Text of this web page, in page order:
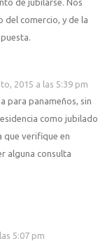
del comercio, y de la
2015 a las 5:39 pm
para panameños, sin
como jubilado
que verifique en
alguna consulta
5:07 pm